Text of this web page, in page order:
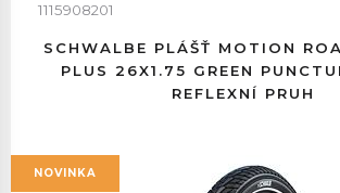
1115908201
SCHWALBE PLÁŠŤ MOTION
PLUS 26X1.75 GREEN
REFLEXNÍ PRUH
NOVINKA